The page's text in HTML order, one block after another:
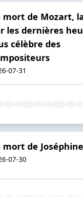
mort de Mozart,
les dernières
célèbre des
07-31
mort de Joséphine
07-30